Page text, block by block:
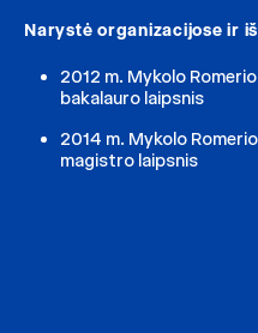
Narystė organizacijose ir
2012 m. Mykolo
bakalauro laipsnis
2014 m. Mykolo
magistro laipsnis